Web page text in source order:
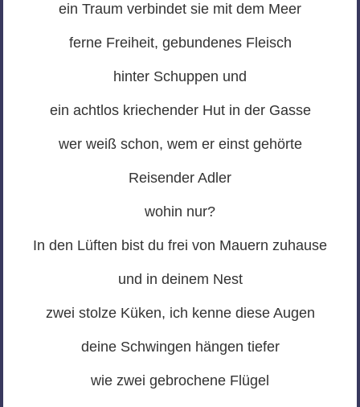
ein Traum verbindet sie mit dem Meer
ferne Freiheit, gebundenes Fleisch
hinter Schuppen und
ein achtlos kriechender Hut in der Gasse
wer weiß schon, wem er einst gehörte
Reisender Adler
wohin nur?
In den Lüften bist du frei von Mauern zuhause
und in deinem Nest
zwei stolze Küken, ich kenne diese Augen
deine Schwingen hängen tiefer
wie zwei gebrochene Flügel